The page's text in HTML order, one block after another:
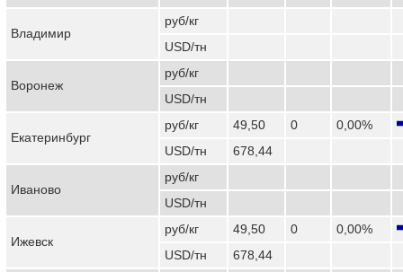
Владимир
руб/кг
USD/тн
Воронеж
руб/кг
USD/тн
Екатеринбург
руб/кг 49,50 0
0,00%
USD/тн
678,44
Иваново
руб/кг
USD/тн
Ижевск
руб/кг 49,50 0
0,00%
USD/тн
678,44